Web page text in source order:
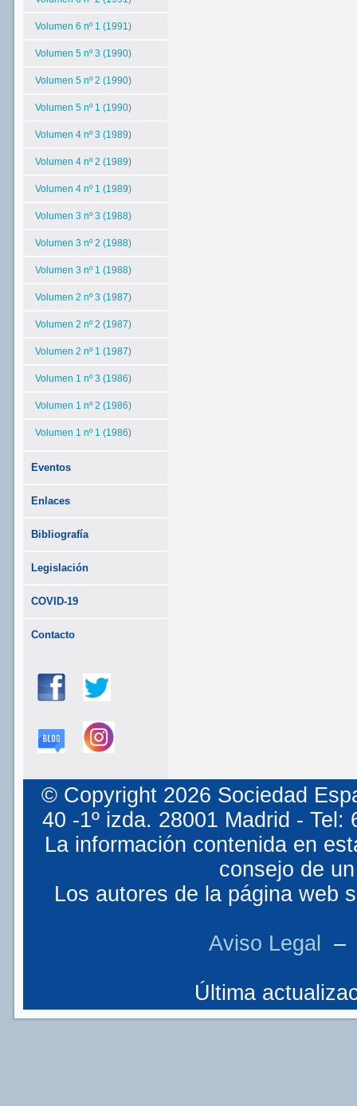
Volumen 6 nº 1 (1991)
Volumen 5 nº 3 (1990)
Volumen 5 nº 2 (1990)
Volumen 5 nº 1 (1990)
Volumen 4 nº 3 (1989)
Volumen 4 nº 2 (1989)
Volumen 4 nº 1 (1989)
Volumen 3 nº 3 (1988)
Volumen 3 nº 2 (1988)
Volumen 3 nº 1 (1988)
Volumen 2 nº 3 (1987)
Volumen 2 nº 2 (1987)
Volumen 2 nº 1 (1987)
Volumen 1 nº 3 (1986)
Volumen 1 nº 2 (1986)
Volumen 1 nº 1 (1986)
Eventos
Enlaces
Bibliografía
Legislación
COVID-19
Contacto
© Copyright 2026 Sociedad
40 -1º izda. 28001 Madrid -
La información contenida en
consejo de
Los autores de la página web
Aviso Legal
Última